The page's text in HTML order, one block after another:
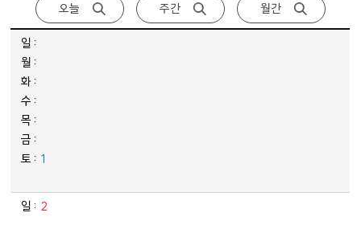
오늘 주간 월간
1
2